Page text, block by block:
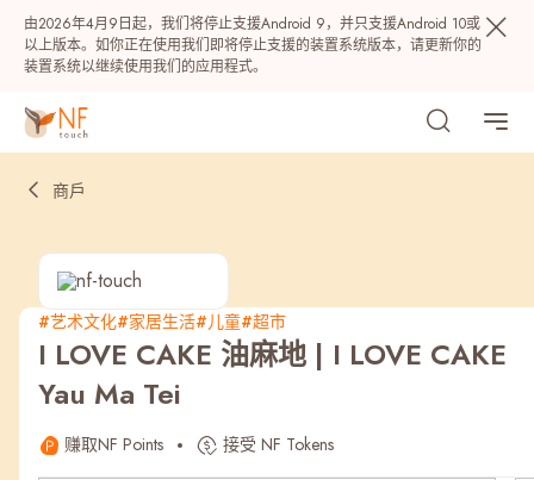
由2026年4月9日起，我们将停止支援Android 9，并只支援Android 10或
以上版本。如你正在使用我们即将停止支援的装置系统版本，请更新你的
装置系统以继续使用我们的应用程式。
热门
商戶
#艺术文化#家居生活#儿童#超市
I LOVE CAKE 油麻地 | I LOVE CAKE
Yau Ma Tei
赚取NF Points 接受 NF Tokens